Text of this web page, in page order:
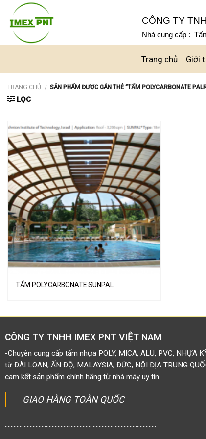
content
CÔNG TY
Nhà cung cấp :
Trang chủ Giới
TRANG CHỦ / SẢN PHẨM ĐƯỢC GẮN THẺ “TẤM POLYCARBONATE
LỌC
TẤM POLYCARBONATE SUNPAL
CÔNG TY TNHH IMEX PNT VIỆT NAM
-Chuyên cung cấp tấm nhựa POLY, MICA, ALU, PVC, NHỰA
từ ĐÀI LOAN, ẤN ĐỘ, MALAYSIA, ĐỨC, NỘI ĐỊA TRUNG
cam kết sản phẩm chính hãng từ nhà máy uy tín
GIAO HÀNG TOÀN QUỐC